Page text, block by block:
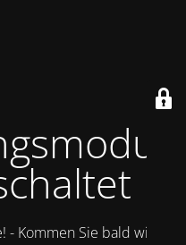
Kommen Sie bald wieder.